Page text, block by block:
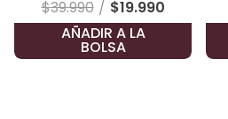
$39.990 $19.990
AÑADIR A LA
BOLSA